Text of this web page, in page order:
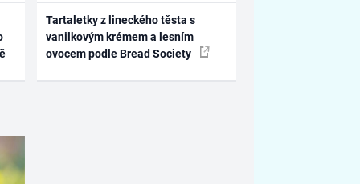
Tartaletky z lineckého těsta s
vanilkovým krémem a lesním
ovocem podle Bread Society